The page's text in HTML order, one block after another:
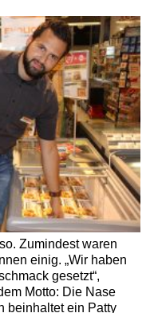
Zumindest waren
einig. „Wir haben
gesetzt“,
Motto: Die Nase
beinhaltet ein Patty